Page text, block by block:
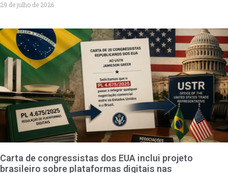
29 de julho de 2026
Carta de congressistas dos EUA inclui projeto
brasileiro sobre plataformas digitais nas